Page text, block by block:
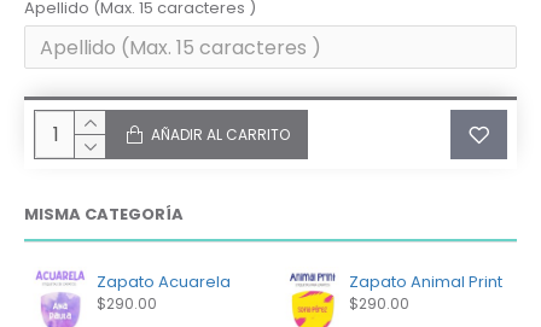
Apellido (Max. 15 caracteres )
AÑADIR AL CARRITO
MISMA CATEGORÍA
Zapato Acuarela
$290.00
Zapato Animal Print
$290.00